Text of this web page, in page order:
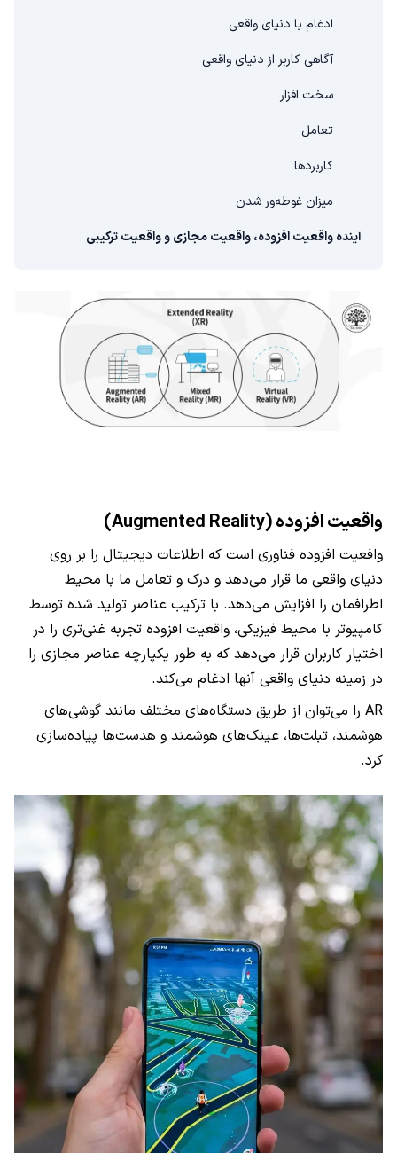
ادغام با دنیای واقعی
آگاهی کاربر از دنیای واقعی
سخت افزار
تعامل
کاربردها
میزان غوطه‌ور شدن
آینده واقعیت افزوده، واقعیت مجازی و واقعیت ترکیبی
واقعیت افزوده (Augmented Reality)
وافعیت افزوده فناوری است که اطلاعات دیجیتال را بر روی
دنیای واقعی ما قرار می‌دهد و درک و تعامل ما با محیط
اطرافمان را افزایش می‌دهد. با ترکیب عناصر تولید شده توسط
کامپیوتر با محیط فیزیکی، واقعیت افزوده تجربه غنی‌تری را در
اختیار کاربران قرار می‌دهد که به طور یکپارچه عناصر مجازی را
در زمینه دنیای واقعی آنها ادغام می‌کند.
AR را می‌توان از طریق دستگاه‌های مختلف مانند گوشی‌های
هوشمند، تبلت‌ها، عینک‌‌های هوشمند و هدست‌ها پیاده‌سازی
کرد.